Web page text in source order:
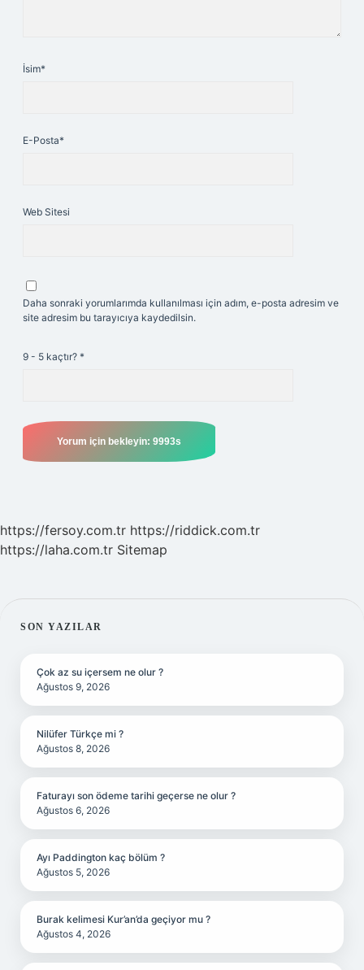
İsim*
E-Posta*
Web Sitesi
Daha sonraki yorumlarımda kullanılması için adım, e-posta adresim ve
site adresim bu tarayıcıya kaydedilsin.
9 - 5 kaçtır? *
https://fersoy.com.tr https://riddick.com.tr
https://laha.com.tr Sitemap
SIDEBAR
SON YAZILAR
Çok az su içersem ne olur ?
Ağustos 9, 2026
Nilüfer Türkçe mi ?
Ağustos 8, 2026
Faturayı son ödeme tarihi geçerse ne olur ?
Ağustos 6, 2026
Ayı Paddington kaç bölüm ?
Ağustos 5, 2026
Burak kelimesi Kur’an’da geçiyor mu ?
Ağustos 4, 2026